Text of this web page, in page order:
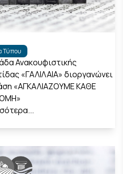
Τύπου
Ανακουφιστικής
«ΓΑΛΙΛΑΙΑ» διοργανώνει
«ΑΓΚΑΛΙΑΖΟΥΜΕ ΚΑΘΕ